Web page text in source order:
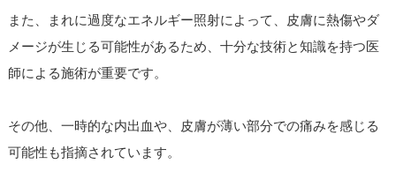
また、まれに過度なエネルギー照射によって、皮膚に熱傷やダ
メージが生じる可能性があるため、十分な技術と知識を持つ医
師による施術が重要です。
その他、一時的な内出血や、皮膚が薄い部分での痛みを感じる
可能性も指摘されています。